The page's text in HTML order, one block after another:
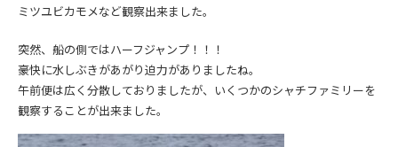
ミツユビカモメなど観察出来ました。
突然、船の側ではハーフジャンプ！！！
豪快に水しぶきがあがり迫力がありましたね。
午前便は広く分散しておりましたが、いくつかのシャチファミリーを
観察することが出来ました。